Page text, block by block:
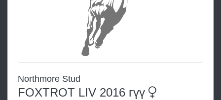
Northmore Stud
FOXTROT LIV 2016 гүү